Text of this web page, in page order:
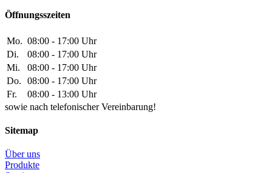
Öffnungsszeiten
Mo. 08:00 - 17:00 Uhr
Di.
08:00 - 17:00 Uhr
Mi.
08:00 - 17:00 Uhr
Do.
08:00 - 17:00 Uhr
Fr.
08:00 - 13:00 Uhr
sowie nach telefonischer Vereinbarung!
Sitemap
Über uns
Produkte